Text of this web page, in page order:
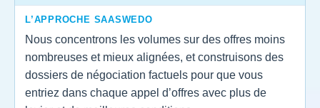
L’APPROCHE SAASWEDO
Nous concentrons les volumes sur des offres moins
nombreuses et mieux alignées, et construisons des
dossiers de négociation factuels pour que vous
entriez dans chaque appel d’offres avec plus de